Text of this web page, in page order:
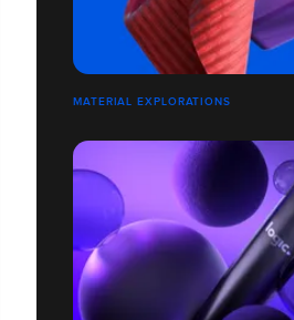
MATERIAL EXPLORATIONS